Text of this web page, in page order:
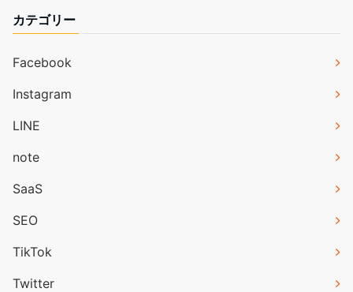
カテゴリー
Facebook
Instagram
LINE
note
SaaS
SEO
TikTok
Twitter